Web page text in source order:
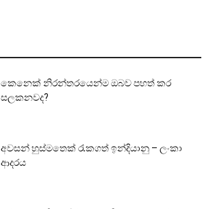
කෙනෙක් නිරන්තරයෙන්ම ඔබව පහත් කර
සලකනවද?
අවසන් හුස්මතෙක් රැකගත් ඉන්දියානු – ලංකා
ආදරය